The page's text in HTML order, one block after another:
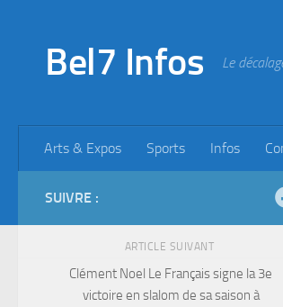
Bel7 Infos Le
Arts & Expos Sports Infos
SUIVRE :
ARTICLE SUIVANT
Clément Noel Le Français signe la 3e
victoire en slalom de sa saison à